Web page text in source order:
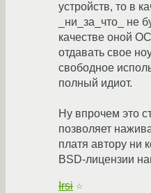
устройств, то в
_ни_за_что_ не
качестве оной
отдавать свое
свободное
полный идиот.
Ну впрочем это
позволяет
платя автору ни
BSD-лицензии
Irsi ☆